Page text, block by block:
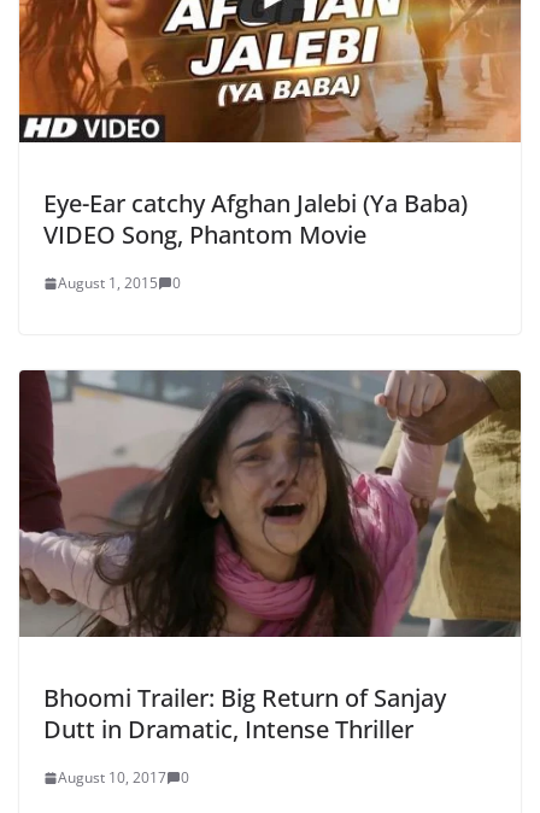
Eye-Ear catchy Afghan Jalebi (Ya Baba)
VIDEO Song, Phantom Movie
August 1, 2015 0
Bhoomi Trailer: Big Return of Sanjay
Dutt in Dramatic, Intense Thriller
August 10, 2017 0